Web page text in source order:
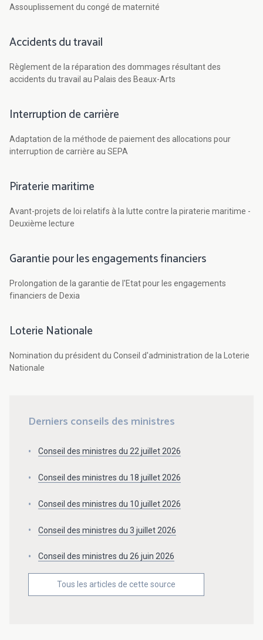
Assouplissement du congé de maternité
Accidents du travail
Règlement de la réparation des dommages résultant des
accidents du travail au Palais des Beaux-Arts
Interruption de carrière
Adaptation de la méthode de paiement des allocations pour
interruption de carrière au SEPA
Piraterie maritime
Avant-projets de loi relatifs à la lutte contre la piraterie maritime -
Deuxième lecture
Garantie pour les engagements financiers
Prolongation de la garantie de l'Etat pour les engagements
financiers de Dexia
Loterie Nationale
Nomination du président du Conseil d'administration de la Loterie
Nationale
Derniers conseils des ministres
Conseil des ministres du 22 juillet 2026
Conseil des ministres du 18 juillet 2026
Conseil des ministres du 10 juillet 2026
Conseil des ministres du 3 juillet 2026
Conseil des ministres du 26 juin 2026
Tous les articles de cette source